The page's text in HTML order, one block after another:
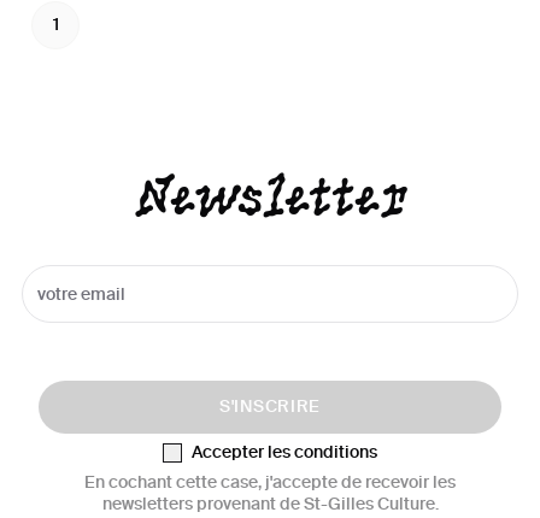
1
Newsletter
S'INSCRIRE
Accepter les conditions
En cochant cette case, j'accepte de recevoir les
newsletters provenant de St-Gilles Culture.